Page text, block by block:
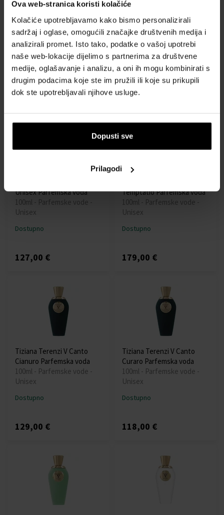
Ova web-stranica koristi kolačiće
Kolačiće upotrebljavamo kako bismo personalizirali
sadržaj i oglase, omogućili značajke društvenih medija i
analizirali promet. Isto tako, podatke o vašoj upotrebi
naše web-lokacije dijelimo s partnerima za društvene
medije, oglašavanje i analizu, a oni ih mogu kombinirati s
drugim podacima koje ste im pružili ili koje su prikupili
dok ste upotrebljavali njihove usluge.
Dopusti sve
Prilagodi
Parfemska voda
100ml - Parfemske vode -
Unisex
Dostupno
104,00 €
Parfemska voda
100ml - Parfemske vode -
Unisex
Dostupno
127,00 €
Unisex Parfemska voda
100ml - Parfemske vode -
Unisex
Dostupno
127,00 €
Temptatio Parfemska voda
100ml - Parfemske vode -
Unisex
Dostupno
179,00 €
Tiziana Terenzi V Canto
Cianuro Parfemska voda
100ml - Parfemske vode -
Unisex
Dostupno
129,00 €
Tiziana Terenzi V Canto
Curaro Parfemska voda
100ml - Parfemske vode -
Unisex
Dostupno
118,00 €